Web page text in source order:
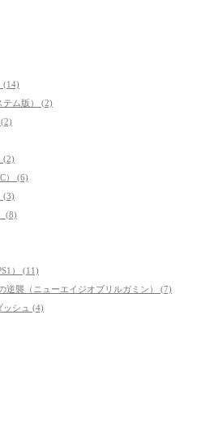
(14)
テム版） (2)
(2)
） (6)
(3)
(8)
） (11)
逆襲（ニューエイジオブリルガミン） (7)
ッシュ (4)